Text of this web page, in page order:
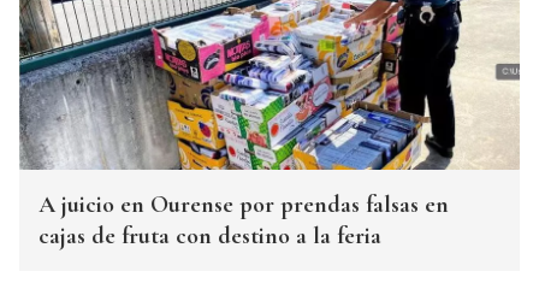
A juicio en Ourense por prendas falsas en
cajas de fruta con destino a la feria